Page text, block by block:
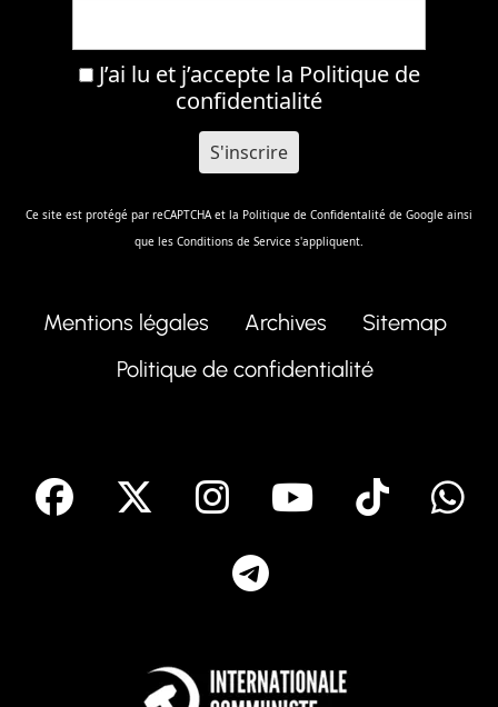
J’ai lu et j’accepte la Politique de
confidentialité
Ce site est protégé par reCAPTCHA et la Politique de Confidentalité de Google ainsi
que les Conditions de Service s'appliquent.
Mentions légales Archives
Sitemap
Politique de confidentialité
facebook Instagram
Youtube
Tik